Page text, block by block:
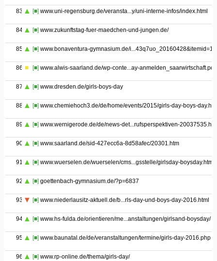
83 [■] www.uni-regensburg.de/veransta...y/uni-interne-infos/index.html
84 [■] www.zukunftstag-fuer-maedchen-und-jungen.de/
85 [■] www.bonaventura-gymnasium.de/
86 [■] www.alwis-saarland.de/wp-conte...ay-anmelden_saarwirtschaft.pdf
87 [■] www.dresden.de/girls-boys-day
88 [■] www.chemiehoch3.de/de/home/events/2015/girls-day-boys-
89 [■] www.wernigerode.de/de/news-det...rufsperspektiven-
90 [■] www.saarland.de/sid-427ecc6a-8d58afec/20301.htm
91 [■] www.wuerselen.de/wuerselen/cms...gsstelle/girlsday-boysday.html
92 [■] goettenbach-gymnasium.de/?p=6837
93 [■] www.niederlausitz-aktuell.de/b...rls-day-und-boys-day-2016.html
94 [■] www.hs-fulda.de/orientieren/me...anstaltungen/girlsand-boysday/
95 [■] www.baunatal.de/de/veranstaltungen/termine/girls-day-2016.php
96 [■] www.rp-online.de/thema/girls-day/